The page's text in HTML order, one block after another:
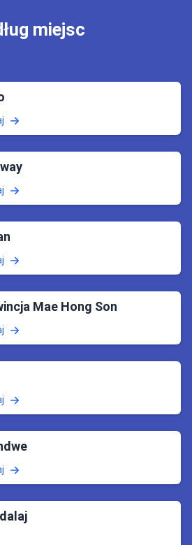
miejsc
Mae Hong Son